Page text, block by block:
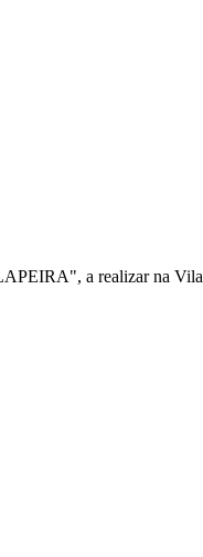
a realizar na Vila